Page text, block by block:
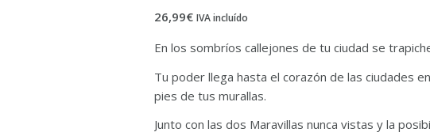
26,99€ IVA incluído
En los sombríos callejones de tu ciudad se
Tu poder llega hasta el corazón de las ciudades
pies de tus murallas.
Junto con las dos Maravillas nunca vistas y la